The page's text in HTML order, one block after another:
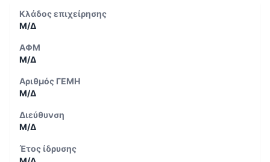
Κλάδος επιχείρησης
Μ/Δ
ΑΦΜ
Μ/Δ
Αριθμός ΓΕΜΗ
Μ/Δ
Διεύθυνση
Μ/Δ
Έτος ίδρυσης